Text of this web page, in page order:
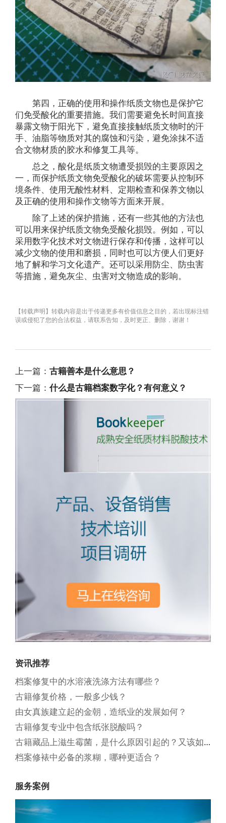
第四，正确的使用和操作纸质文物也是保护它
们免受酸化的重要措施。我们需要避免长时间直接
暴露文物于阳光下，避免直接接触纸质文物时的汗
手、油脂等物质对其的腐蚀和污染，避免涂抹不适
合文物材质的胶水和修复工具等。
总之，酸化是纸质文物遭受损毁的主要原因之
一，而保护纸质文物免受酸化的破坏需要从控制环
境条件、使用无酸性材料、定期检查和保养文物以
及正确的使用和操作文物等方面来开展。
除了上述的保护措施，还有一些其他的方法也
可以用来保护纸质文物免受酸化损毁。例如，可以
采用数字化技术对文物进行保存和传播，这样可以
减少文物的使用和磨损，同时也可以方便人们更好
地了解和学习文化遗产。还可以采用防尘、防虫害
等措施，避免灰尘、虫害对文物造成的影响。
【转载声明】转载内容是出于传递更多有价值信息之目的，若出现标注错
误或侵犯了您的合法权益，请联系告知，及时更正、删除，谢谢！
上一篇： 古籍善本是什么意思？
下一篇：什么是古籍档案数字化？有何意义？
资讯推荐
档案修复中的水溶液洗涤方法有哪些？
古籍修复价格，一般多少钱？
由女真族建立起的金朝，造纸业的发展如何？
古籍修复专业中包含纸张脱酸吗？
古籍藏品上滋生霉菌，是什么原因引起的？又该如何清除？
档案修裱中必备的浆糊，哪种更适合？
服务案例
Previous